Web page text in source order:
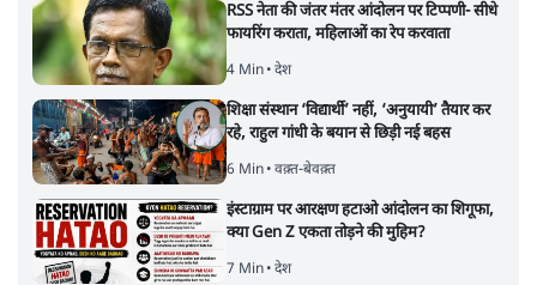
RSS नेता की जंतर मंतर आंदोलन पर टिप्पणी- सीधे
फायरिंग कराता, महिलाओं का रेप करवाता
4 Min• देश
शिक्षा संस्थान ‘विद्यार्थी’ नहीं, ‘अनुयायी’ तैयार कर
रहे, राहुल गांधी के बयान से छिड़ी नई बहस
6 Min• वक़्त-बेवक़्त
इंस्टाग्राम पर आरक्षण हटाओ आंदोलन का शिगूफा,
क्या Gen Z एकता तोड़ने की मुहिम?
7 Min• देश